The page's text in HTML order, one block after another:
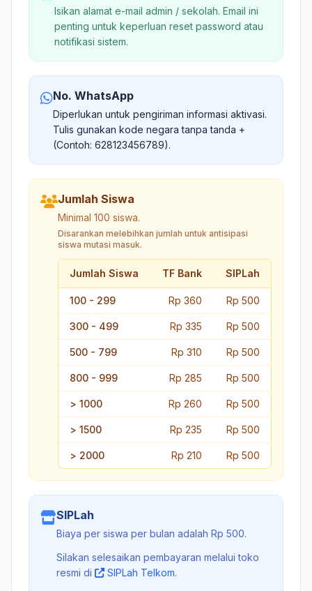
Isikan alamat e-mail admin / sekolah. Email ini
penting untuk keperluan reset password atau
notifikasi sistem.
No. WhatsApp
Diperlukan untuk pengiriman informasi aktivasi.
Tulis gunakan kode negara tanpa tanda +
(Contoh: 628123456789).
Jumlah Siswa
Minimal 100 siswa.
Disarankan melebihkan jumlah untuk antisipasi
siswa mutasi masuk.
Jumlah Siswa TF Bank SIPLah
100 - 299 Rp 360 Rp 500
300 - 499 Rp 335 Rp 500
500 - 799 Rp 310 Rp 500
800 - 999 Rp 285 Rp 500
> 1000 Rp 260 Rp 500
> 1500 Rp 235 Rp 500
> 2000 Rp 210 Rp 500
SIPLah
Biaya per siswa per bulan adalah Rp 500.
Silakan selesaikan pembayaran melalui toko
resmi di
SIPLah Telkom.